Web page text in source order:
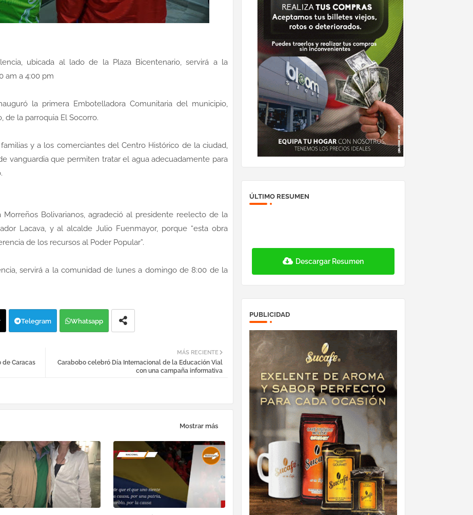
ubicada al lado de la Plaza Bicentenario, servirá a la
am a 4:00 pm
la primera Embotelladora Comunitaria del municipio,
de la parroquia El Socorro.
y a los comerciantes del Centro Histórico de la ciudad,
vanguardia que permiten tratar el agua adecuadamente para
Bolivarianos, agradeció al presidente reelecto de la
Lacava, y al alcalde Julio Fuenmayor, porque “esta obra
de los recursos al Poder Popular”.
servirá a la comunidad de lunes a domingo de 8:00 de la
Telegram Whatsapp
MÁS RECIENTE
Carabobo celebró Día Internacional de la Educación Vial
con una campaña informativa
de Caracas
Mostrar más
ÚLTIMO RESUMEN
Descargar Resumen
PUBLICIDAD